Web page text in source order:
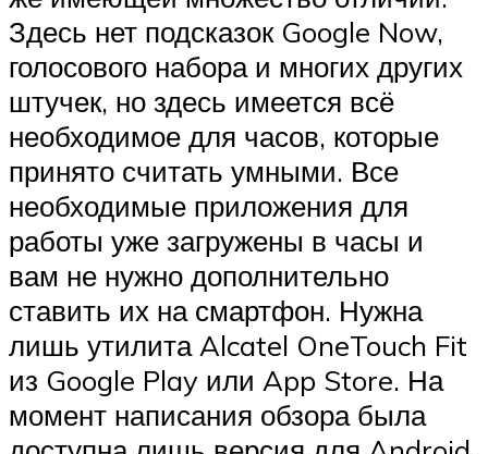
Здесь нет подсказок Google Now,
голосового набора и многих других
штучек, но здесь имеется всё
необходимое для часов, которые
принято считать умными. Все
необходимые приложения для
работы уже загружены в часы и
вам не нужно дополнительно
ставить их на смартфон. Нужна
лишь утилита Alcatel OneTouch Fit
из Google Play или App Store. На
момент написания обзора была